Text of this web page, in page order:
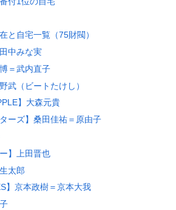
と自宅一覧（75財閥）
中みな実
＝武内直子
武（ビートたけし）
】大森元貴
ーズ】桑田佳祐＝原由子
】上田晋也
太郎
】京本政樹＝京本大我